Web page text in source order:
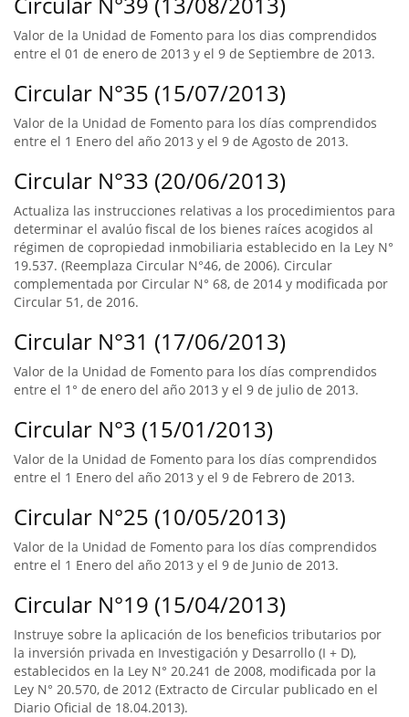
Valor de la Unidad de Fomento para los dias comprendidos
entre el 01 de enero de 2013 y el 9 de Septiembre de 2013.
Circular N°35 (15/07/2013)
Valor de la Unidad de Fomento para los días comprendidos
entre el 1 Enero del año 2013 y el 9 de Agosto de 2013.
Circular N°33 (20/06/2013)
Actualiza las instrucciones relativas a los procedimientos para
determinar el avalúo fiscal de los bienes raíces acogidos al
régimen de copropiedad inmobiliaria establecido en la Ley N°
19.537. (Reemplaza Circular N°46, de 2006). Circular
complementada por Circular N° 68, de 2014 y modificada por
Circular 51, de 2016.
Circular N°31 (17/06/2013)
Valor de la Unidad de Fomento para los días comprendidos
entre el 1° de enero del año 2013 y el 9 de julio de 2013.
Circular N°3 (15/01/2013)
Valor de la Unidad de Fomento para los días comprendidos
entre el 1 Enero del año 2013 y el 9 de Febrero de 2013.
Circular N°25 (10/05/2013)
Valor de la Unidad de Fomento para los días comprendidos
entre el 1 Enero del año 2013 y el 9 de Junio de 2013.
Circular N°19 (15/04/2013)
Instruye sobre la aplicación de los beneficios tributarios por
la inversión privada en Investigación y Desarrollo (I + D),
establecidos en la Ley N° 20.241 de 2008, modificada por la
Ley N° 20.570, de 2012 (Extracto de Circular publicado en el
Diario Oficial de 18.04.2013).